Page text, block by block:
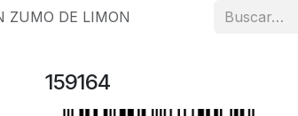
ZUMO DE LIMON
159164